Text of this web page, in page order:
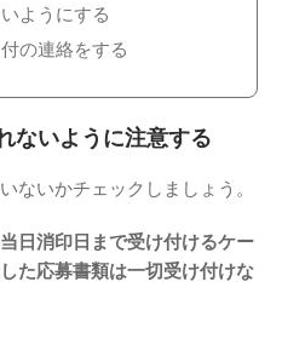
ようにする
の連絡をする
ないように注意する
ないかチェックしましょう。
日消印日まで受け付けるケー
た応募書類は一切受け付けな